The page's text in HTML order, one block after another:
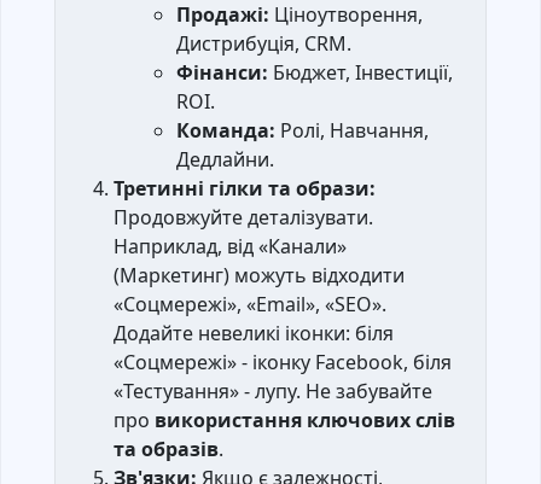
Продажі: Ціноутворення,
Дистрибуція, CRM.
Фінанси: Бюджет, Інвестиції,
ROI.
Команда: Ролі, Навчання,
Дедлайни.
Третинні гілки та образи:
Продовжуйте деталізувати.
Наприклад, від «Канали»
(Маркетинг) можуть відходити
«Соцмережі», «Email», «SEO».
Додайте невеликі іконки: біля
«Соцмережі» - іконку Facebook, біля
«Тестування» - лупу. Не забувайте
про використання ключових слів
та образів.
Зв'язки: Якщо є залежності,